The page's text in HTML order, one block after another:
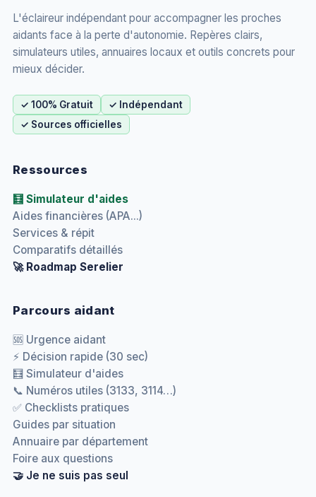
L'éclaireur indépendant pour accompagner les proches
aidants face à la perte d'autonomie. Repères clairs,
simulateurs utiles, annuaires locaux et outils concrets pour
mieux décider.
✓ 100% Gratuit
✓ Indépendant
✓ Sources officielles
Ressources
🧮 Simulateur d'aides
Aides financières (APA...)
Services & répit
Comparatifs détaillés
🚀 Roadmap Serelier
Parcours aidant
🆘 Urgence aidant
⚡ Décision rapide (30 sec)
🧮 Simulateur d'aides
📞 Numéros utiles (3133, 3114…)
✅ Checklists pratiques
Guides par situation
Annuaire par département
Foire aux questions
🤝 Je ne suis pas seul